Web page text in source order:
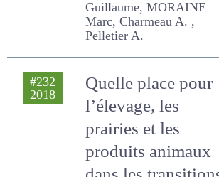
Ryschawy J. , MARTIN
Guillaume, MORAINE Marc,
Charmeau A. , Pelletier A.
#232
2018
Quelle place pour
l’élevage, les
prairies et les
produits animaux